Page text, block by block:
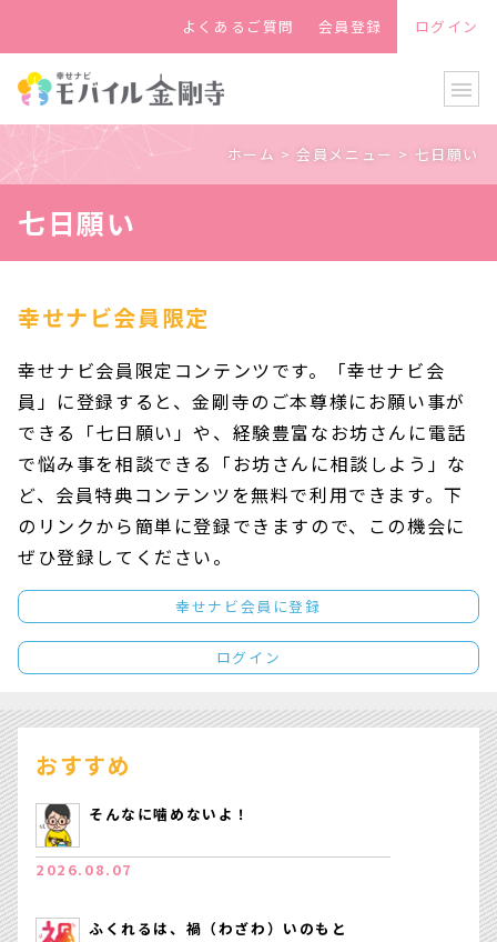
よくあるご質問 会員登録 ログイン
menu
ホーム >会員メニュー > 七日願い
七日願い
幸せナビ会員限定
幸せナビ会員限定コンテンツです。「幸せナビ会
員」に登録すると、金剛寺のご本尊様にお願い事が
できる「七日願い」や、経験豊富なお坊さんに電話
で悩み事を相談できる「お坊さんに相談しよう」な
ど、会員特典コンテンツを無料で利用できます。下
のリンクから簡単に登録できますので、この機会に
ぜひ登録してください。
幸せナビ会員に登録
ログイン
おすすめ
そんなに噛めないよ！
2026.08.07
ふくれるは、禍（わざわ）いのもと